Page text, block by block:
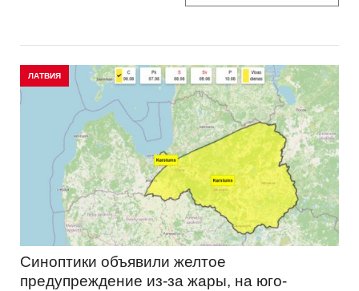
ЛАТВИЯ
Синоптики объявили желтое
предупреждение из-за жары, на юго-